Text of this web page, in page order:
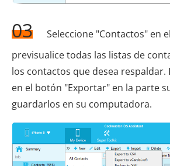
03
Seleccione "Contactos" en
previsualice todas las listas de
los contactos que desea respaldar.
en el botón "Exportar" en la parte
guardarlos en su computadora.